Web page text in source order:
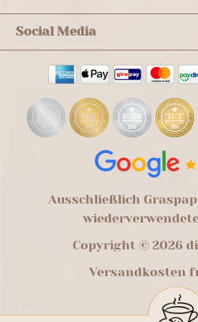
Social Media
Ausschließlich
Copyright © 2026
Versandkosten